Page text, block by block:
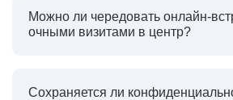
Можно ли чередовать онлайн-
очными визитами в центр?
Сохраняется ли